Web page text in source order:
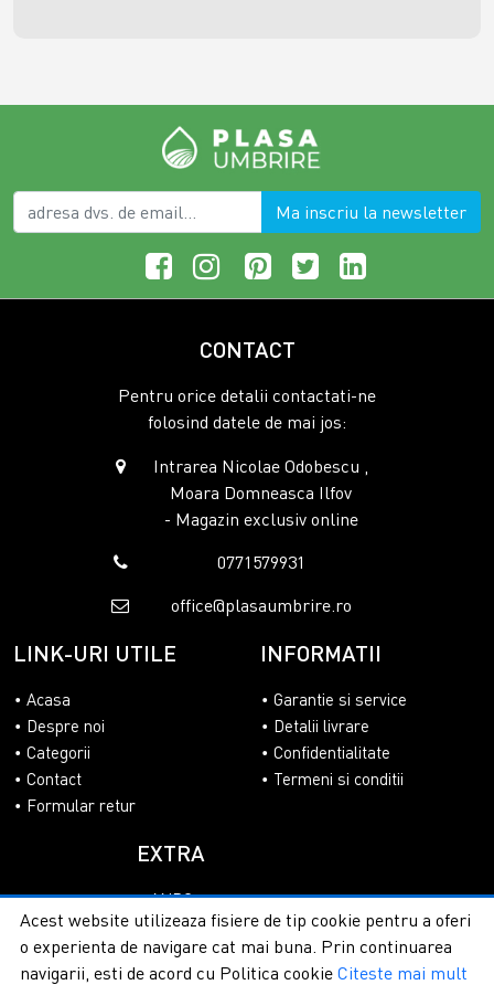
Ma inscriu la newsletter
CONTACT
Pentru orice detalii contactati-ne
folosind datele de mai jos:
Intrarea Nicolae Odobescu ,
Moara Domneasca Ilfov
- Magazin exclusiv online
0771579931
office@plasaumbrire.ro
LINK-URI UTILE
Acasa
Despre noi
Categorii
Contact
Formular retur
INFORMATII
Garantie si service
Detalii livrare
Confidentialitate
Termeni si conditii
EXTRA
ANPC
SOL
Acest website utilizeaza fisiere de tip cookie pentru a oferi
o experienta de navigare cat mai buna. Prin continuarea
navigarii, esti de acord cu Politica cookie Citeste mai mult